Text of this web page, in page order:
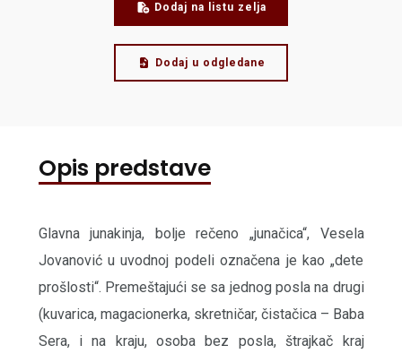
Dodaj na listu zelja
Dodaj u odgledane
Opis predstave
Glavna junakinja, bolje rečeno „junačica“, Vesela
Jovanović u uvodnoj podeli označena je kao „dete
prošlosti“. Premeštajući se sa jednog posla na drugi
(kuvarica, magacionerka, skretničar, čistačica – Baba
Sera, i na kraju, osoba bez posla, štrajkač kraj